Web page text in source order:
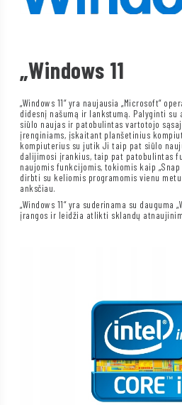
„Windows 11
„Windows 11“ yra naujausia „Microsoft“
didesnį našumą ir lankstumą. Palyginti su
siūlo naujas ir patobulintas vartotojo
įrenginiams, įskaitant planšetinius
kompiuterius su jutik Ji taip pat siūlo
dalijimosi įrankius, taip pat patobulintas
naujomis funkcijomis, tokiomis kaip „Snap
dirbti su keliomis programomis vienu
anksčiau.
„Windows 11“ yra suderinama su dauguma
įrangos ir leidžia atlikti sklandų